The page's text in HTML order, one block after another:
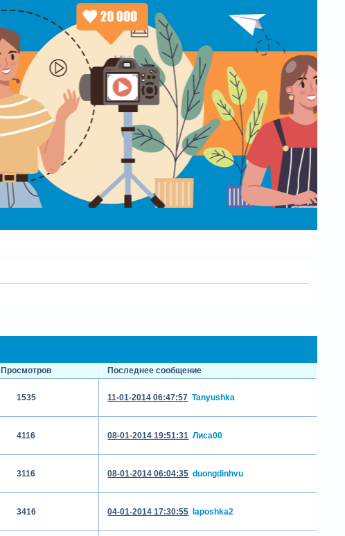
Просмотров
Последнее сообщение
1535 11-01-2014 06:47:57 Tanyushka
4116 08-01-2014 19:51:31 Лиса00
3116 08-01-2014 06:04:35 duongdinhvu
3416 04-01-2014 17:30:55 laposhka2